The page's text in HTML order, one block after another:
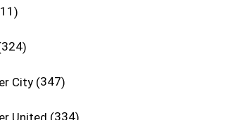
11
324
City 347
United 334